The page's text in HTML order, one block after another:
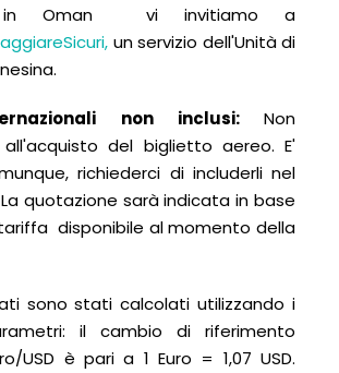
in Oman vi invitiamo a
, un servizio dell'Unità di
non inclusi:Non
all'acquisto del biglietto aereo. E'
richiederci di includerli nel
quotazione sarà indicata in base
disponibile al momento della
sono stati calcolati utilizzando i
il cambio di riferimento
USD è pari a 1 Euro = 1,07 USD.